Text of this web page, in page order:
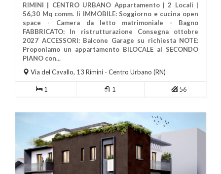
Più Informazioni
RIMINI | CENTRO URBANO Appartamento | 2 Locali |
56,30 Mq comm. li IMMOBILE: Soggiorno e cucina open
space - Camera da letto matrimoniale - Bagno
FABBRICATO: In ristrutturazione Consegna ottobre
2027 ACCESSORI: Balcone Garage su richiesta NOTE:
Proponiamo un appartamento BILOCALE al SECONDO
PIANO con...
Via del Cavallo, 13 Rimini - Centro Urbano (RN)
1 1 56